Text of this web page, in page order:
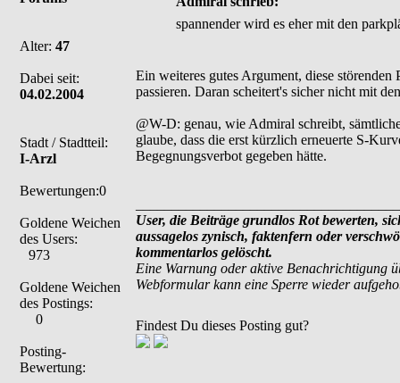
Alter: 47
Dabei seit:
04.02.2004
Stadt / Stadtteil:
I-Arzl
Bewertungen:0
Goldene Weichen
des Users:
973
Goldene Weichen
des Postings:
0
Posting-
Bewertung:
spannender wird es eher mit den
Ein weiteres gutes Argument, diese
passieren. Daran scheitert's sicher nicht mit
@W-D: genau, wie Admiral schreibt,
glaube, dass die erst kürzlich erneuerte S-
Begegnungsverbot gegeben hätte.
User, die Beiträge grundlos Rot bewerten,
aussagelos zynisch, faktenfern oder
kommentarlos gelöscht.
Eine Warnung oder aktive Benachrichtigung
Webformular kann eine Sperre wieder
Findest Du dieses Posting gut?